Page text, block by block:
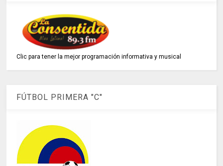
Clic para tener la mejor programación informativa y musical
FÚTBOL PRIMERA "C"